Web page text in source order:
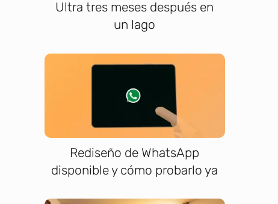
Ultra tres meses después en
un lago
Rediseño de WhatsApp
disponible y cómo probarlo ya